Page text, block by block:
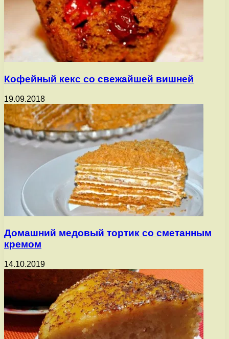
Кофейный кекс со свежайшей вишней
19.09.2018
Домашний медовый тортик со сметанным
кремом
14.10.2019